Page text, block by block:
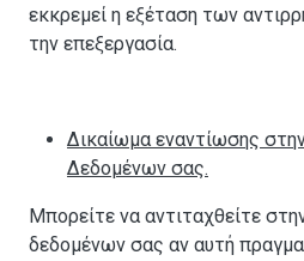
εκκρεμεί η εξέταση των
την επεξεργασία.
Δικαίωμα εναντίωσης
Δεδομένων σας.
Μπορείτε να αντιταχθείτε
δεδομένων σας αν αυτή